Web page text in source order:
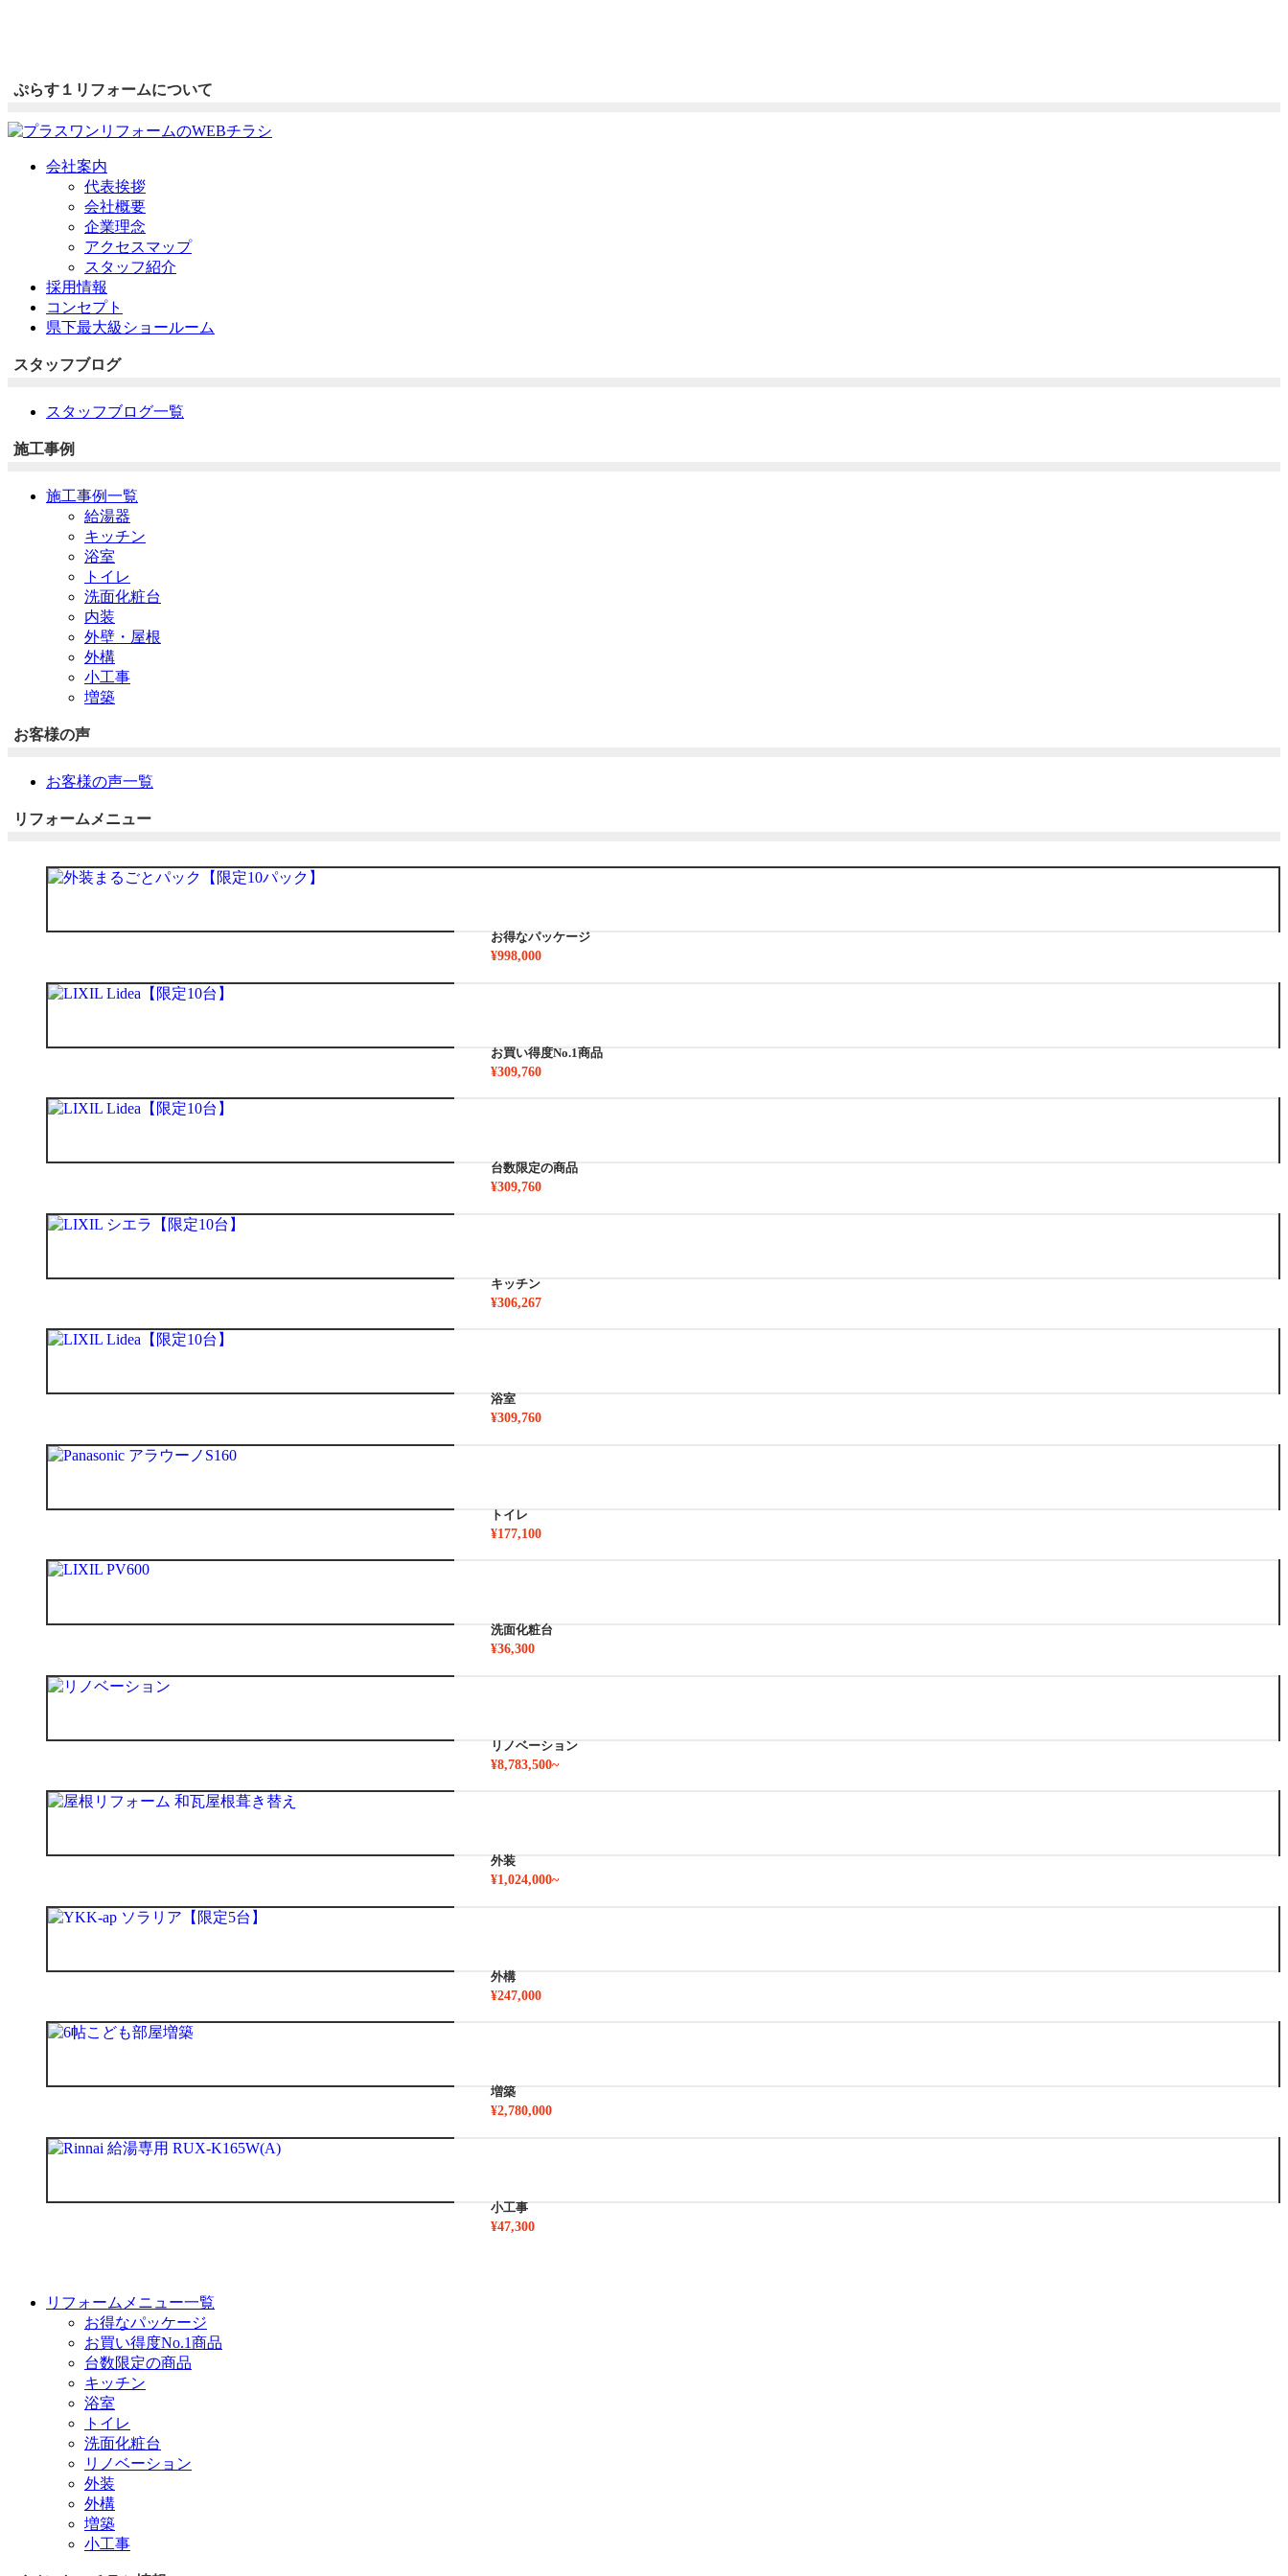
ぷらす１リフォームについて
会社案内
代表挨拶
会社概要
企業理念
アクセスマップ
スタッフ紹介
採用情報
コンセプト
県下最大級ショールーム
スタッフブログ
スタッフブログ一覧
施工事例
施工事例一覧
給湯器
キッチン
浴室
トイレ
洗面化粧台
内装
外壁・屋根
外構
小工事
増築
お客様の声
お客様の声一覧
リフォームメニュー
お得なパッケージ
¥998,000
お買い得度No.1商品
¥309,760
台数限定の商品
¥309,760
キッチン
¥306,267
浴室
¥309,760
トイレ
¥177,100
洗面化粧台
¥36,300
リノベーション
¥8,783,500~
外装
¥1,024,000~
外構
¥247,000
増築
¥2,780,000
小工事
¥47,300
リフォームメニュー一覧
お得なパッケージ
お買い得度No.1商品
台数限定の商品
キッチン
浴室
トイレ
洗面化粧台
リノベーション
外装
外構
増築
小工事